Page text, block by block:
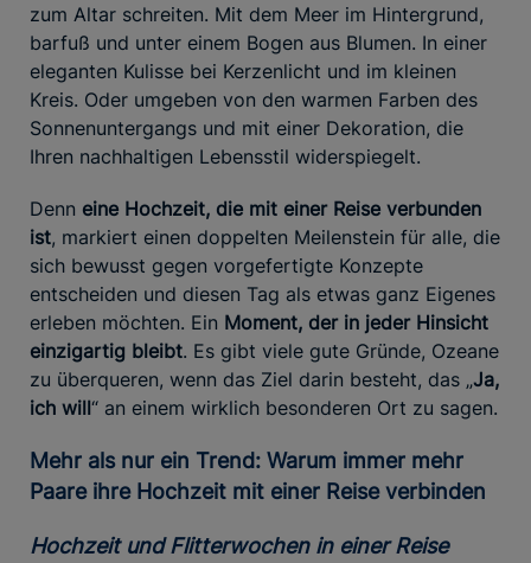
zum Altar schreiten. Mit dem Meer im Hintergrund,
barfuß und unter einem Bogen aus Blumen. In einer
eleganten Kulisse bei Kerzenlicht und im kleinen
Kreis. Oder umgeben von den warmen Farben des
Sonnenuntergangs und mit einer Dekoration, die
Ihren nachhaltigen Lebensstil widerspiegelt.
Denn eine Hochzeit, die mit einer Reise verbunden
ist, markiert einen doppelten Meilenstein für alle, die
sich bewusst gegen vorgefertigte Konzepte
entscheiden und diesen Tag als etwas ganz Eigenes
erleben möchten. Ein Moment, der in jeder Hinsicht
einzigartig bleibt. Es gibt viele gute Gründe, Ozeane
zu überqueren, wenn das Ziel darin besteht, das „Ja,
ich will“ an einem wirklich besonderen Ort zu sagen.
Mehr als nur ein Trend: Warum immer mehr
Paare ihre Hochzeit mit einer Reise verbinden
Hochzeit und Flitterwochen in einer Reise